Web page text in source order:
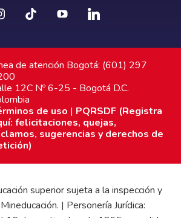
de atención Bogotá: (601) 297
12C Nº 6-25 - Bogotá D.C.
de uso | PQRSDF (Registra
felicitaciones, quejas,
sugerencias y derechos de
superior sujeta a la inspección y
| Personería Jurídica: